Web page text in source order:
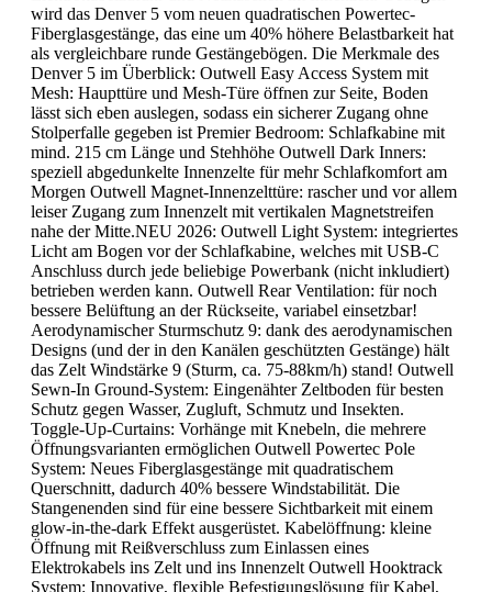
wird das Denver 5 vom neuen quadratischen Powertec-
Fiberglasgestänge, das eine um 40% höhere Belastbarkeit hat
als vergleichbare runde Gestängebögen. Die Merkmale des
Denver 5 im Überblick: Outwell Easy Access System mit
Mesh: Haupttüre und Mesh-Türe öffnen zur Seite, Boden
lässt sich eben auslegen, sodass ein sicherer Zugang ohne
Stolperfalle gegeben ist Premier Bedroom: Schlafkabine mit
mind. 215 cm Länge und Stehhöhe Outwell Dark Inners:
speziell abgedunkelte Innenzelte für mehr Schlafkomfort am
Morgen Outwell Magnet-Innenzelttüre: rascher und vor allem
leiser Zugang zum Innenzelt mit vertikalen Magnetstreifen
nahe der Mitte.NEU 2026: Outwell Light System: integriertes
Licht am Bogen vor der Schlafkabine, welches mit USB-C
Anschluss durch jede beliebige Powerbank (nicht inkludiert)
betrieben werden kann. Outwell Rear Ventilation: für noch
bessere Belüftung an der Rückseite, variabel einsetzbar!
Aerodynamischer Sturmschutz 9: dank des aerodynamischen
Designs (und der in den Kanälen geschützten Gestänge) hält
das Zelt Windstärke 9 (Sturm, ca. 75-88km/h) stand! Outwell
Sewn-In Ground-System: Eingenähter Zeltboden für besten
Schutz gegen Wasser, Zugluft, Schmutz und Insekten.
Toggle-Up-Curtains: Vorhänge mit Knebeln, die mehrere
Öffnungsvarianten ermöglichen Outwell Powertec Pole
System: Neues Fiberglasgestänge mit quadratischem
Querschnitt, dadurch 40% bessere Windstabilität. Die
Stangenenden sind für eine bessere Sichtbarkeit mit einem
glow-in-the-dark Effekt ausgerüstet. Kabelöffnung: kleine
Öffnung mit Reißverschluss zum Einlassen eines
Elektrokabels ins Zelt und ins Innenzelt Outwell Hooktrack
System: Innovative, flexible Befestigungslösung für Kabel,